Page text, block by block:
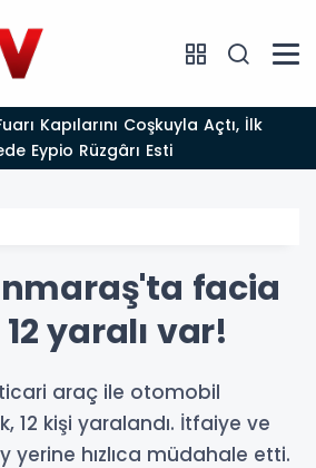
Eypio Rüzgârı Esti
facia
yaralı var!
araç ile otomobil
12 kişi yaralandı. İtfaiye ve
yerine hızlıca müdahale etti.